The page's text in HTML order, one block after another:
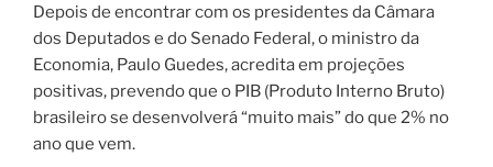
Depois de encontrar com os presidentes da Câmara
dos Deputados e do Senado Federal, o ministro da
Economia, Paulo Guedes, acredita em projeções
positivas, prevendo que o PIB (Produto Interno Bruto)
brasileiro se desenvolverá “muito mais” do que 2% no
ano que vem.